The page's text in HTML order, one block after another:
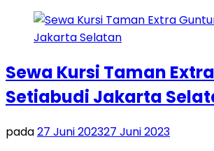
Sewa Kursi Taman
Setiabudi Jakarta
pada27 Juni 202327 Juni 2023